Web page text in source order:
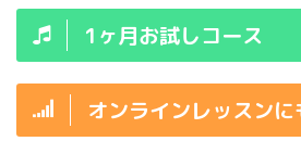
1ヶ月お試しコース
オンラインレッスン